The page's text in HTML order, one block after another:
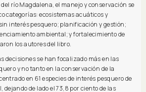
río Magdalena, el manejo y conservación se
categorías: ecosistemas acuáticos y
interés pesquero; planificación y gestión;
ambiental; y fortalecimiento de
los autores del libro.
decisiones se han focalizado más en las
y no tanto en la conservación de la
en 61 especies de interés pesquero de
de lado el 73,8 por ciento de las